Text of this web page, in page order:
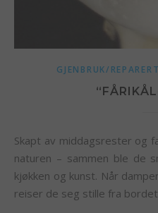
GJENBRUK/REPARERT
Skapt av middagsrester og fantasi.Bein fra fårikål, stein fra
naturen – sammen ble de
kjøkken og kunst. Når
reiser de seg stille fra